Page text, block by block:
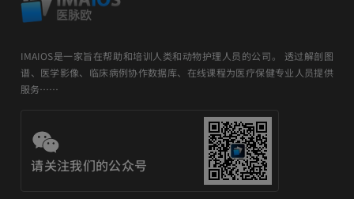
IMAIOS是一家旨在帮助和培训人类和动物护理人员的公司。 透过解剖图
谱、医学影像、临床病例协作数据库、在线课程为医疗保健专业人员提供
服务……
请关注我们的公众号